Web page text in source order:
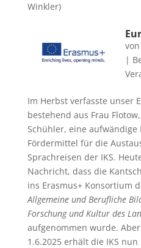
Winkler)
von
|
Im Herbst verfasste unser
bestehend aus Frau
Schühler, eine aufwändige
Fördermittel für die
Sprachreisen der IKS.
Nachricht, dass die
ins Erasmus+ Konsortium
Allgemeine und Berufliche
Forschung und Kultur des
aufgenommen wurde.
1.6.2025 erhält die IKS